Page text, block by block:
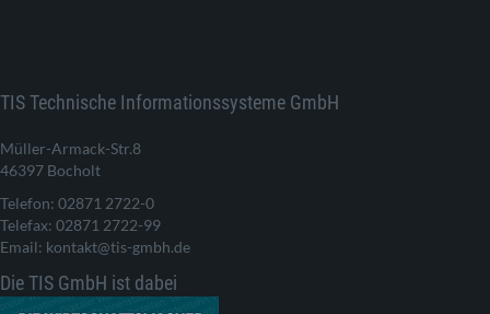
TIS Technische Informationssysteme GmbH
Müller-Armack-Str.8
46397 Bocholt
Telefon: 02871 2722-0
Telefax: 02871 2722-99
Email: kontakt@tis-gmbh.de
Die TIS GmbH ist dabei